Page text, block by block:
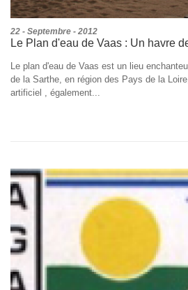
22 - Septembre - 2012
Le Plan d'eau de Vaas : Un havre
Le plan d'eau de Vaas est un lieu
de la Sarthe, en région des Pays de la
artificiel , également...